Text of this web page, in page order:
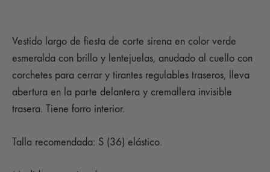
Vestido largo de fiesta de corte sirena en color verde
esmeralda con brillo y lentejuelas, anudado al cuello con
corchetes para cerrar y tirantes regulables traseros, lleva
abertura en la parte delantera y cremallera invisible
trasera. Tiene forro interior.
Talla recomendada: S (36) elástico.